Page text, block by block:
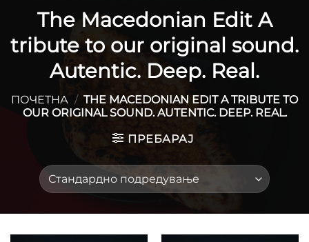
The Macedonian Edit A
tribute to our original sound.
Autentic. Deep. Real.
ПОЧЕТНА / THE MACEDONIAN EDIT A TRIBUTE TO
OUR ORIGINAL SOUND. AUTENTIC. DEEP. REAL.
ПРЕБАРАЈ